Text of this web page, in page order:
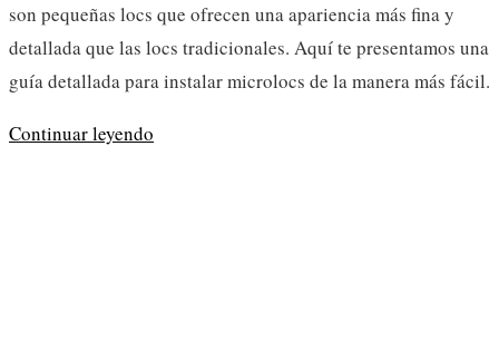
son pequeñas locs que ofrecen una apariencia más fina y
detallada que las locs tradicionales. Aquí te presentamos una
guía detallada para instalar microlocs de la manera más fácil.
Continuar leyendo